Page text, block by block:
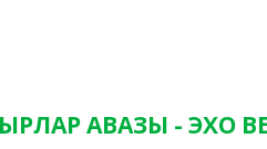
АВАЗЫ - ЭХО